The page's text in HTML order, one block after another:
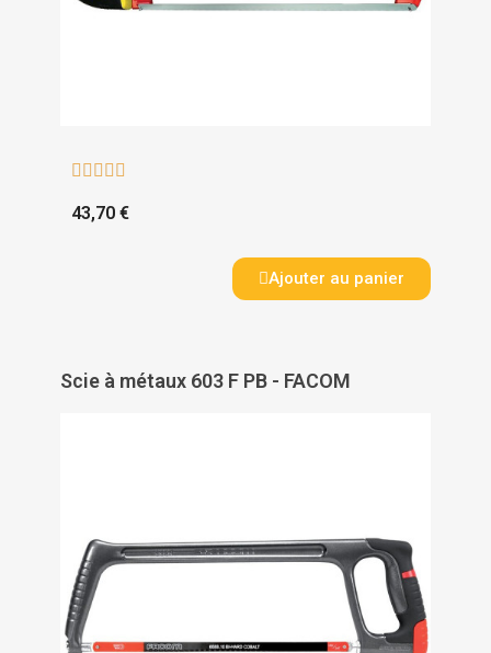
    
43,70 €
Ajouter au panier
Scie à métaux 603 F PB - FACOM